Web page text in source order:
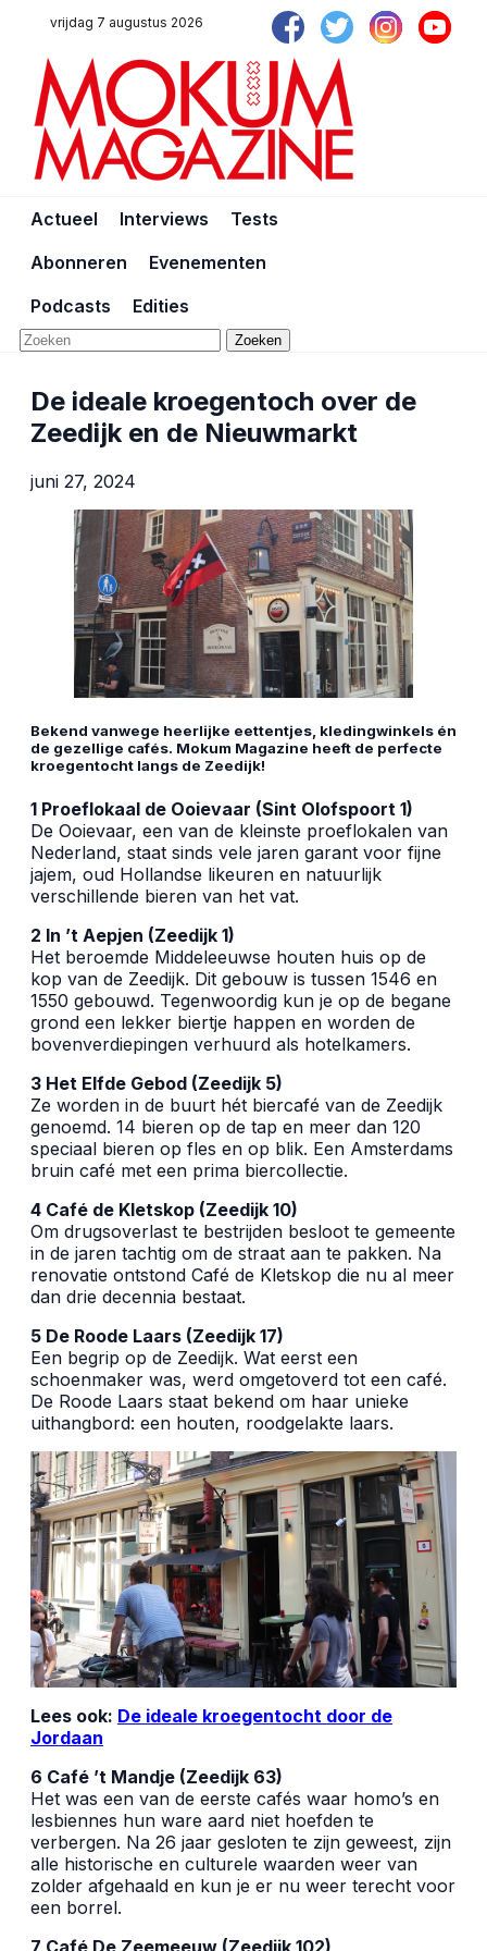
vrijdag 7 augustus 2026
Actueel Interviews
Tests
Abonneren
Evenementen
Podcasts
Edities
Zoeken
De ideale kroegentoch over de
Zeedijk en de Nieuwmarkt
juni 27, 2024
Bekend vanwege heerlijke eettentjes, kledingwinkels én
de gezellige cafés. Mokum Magazine heeft de perfecte
kroegentocht langs de Zeedijk!
1 Proeflokaal de Ooievaar (Sint Olofspoort 1)
De Ooievaar, een van de kleinste proeflokalen van
Nederland, staat sinds vele jaren garant voor fijne
jajem, oud Hollandse likeuren en natuurlijk
verschillende bieren van het vat.
2 In ’t Aepjen (Zeedijk 1)
Het beroemde Middeleeuwse houten huis op de
kop van de Zeedijk. Dit gebouw is tussen 1546 en
1550 gebouwd. Tegenwoordig kun je op de begane
grond een lekker biertje happen en worden de
bovenverdiepingen verhuurd als hotelkamers.
3 Het Elfde Gebod (Zeedijk 5)
Ze worden in de buurt hét biercafé van de Zeedijk
genoemd. 14 bieren op de tap en meer dan 120
speciaal bieren op fles en op blik. Een Amsterdams
bruin café met een prima biercollectie.
4 Café de Kletskop (Zeedijk 10)
Om drugsoverlast te bestrijden besloot te gemeente
in de jaren tachtig om de straat aan te pakken. Na
renovatie ontstond Café de Kletskop die nu al meer
dan drie decennia bestaat.
5 De Roode Laars (Zeedijk 17)
Een begrip op de Zeedijk. Wat eerst een
schoenmaker was, werd omgetoverd tot een café.
De Roode Laars staat bekend om haar unieke
uithangbord: een houten, roodgelakte laars.
Lees ook: De ideale kroegentocht door de
Jordaan
6 Café ’t Mandje (Zeedijk 63)
Het was een van de eerste cafés waar homo’s en
lesbiennes hun ware aard niet hoefden te
verbergen. Na 26 jaar gesloten te zijn geweest, zijn
alle historische en culturele waarden weer van
zolder afgehaald en kun je er nu weer terecht voor
een borrel.
7 Café De Zeemeeuw (Zeedijk 102)